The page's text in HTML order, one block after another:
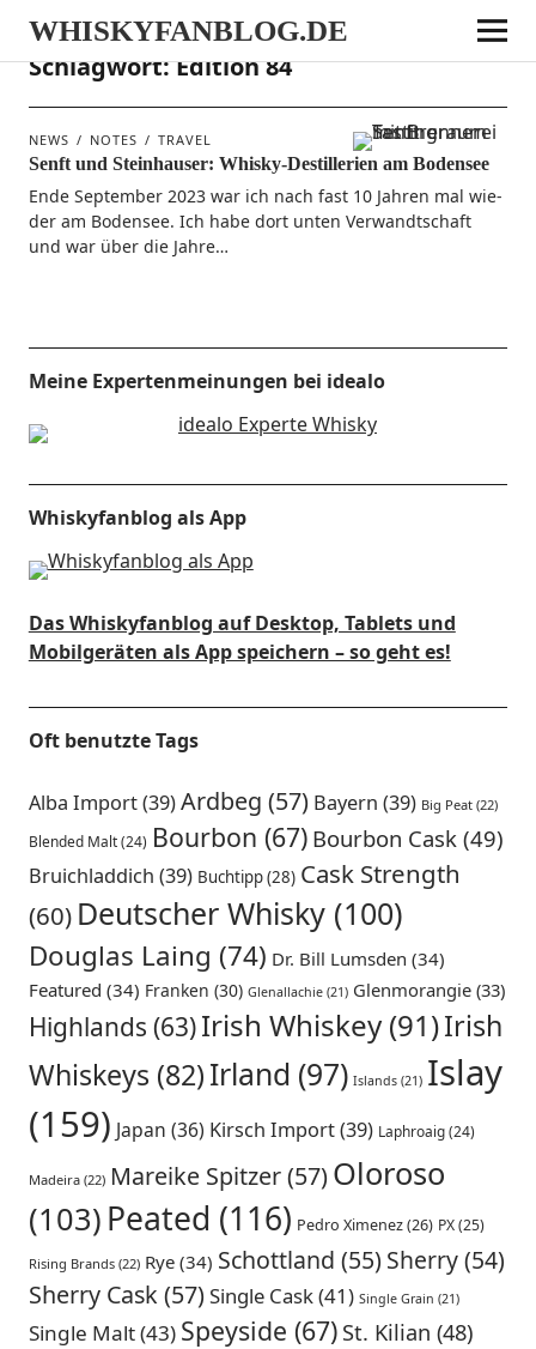
WHISKYFANBLOG.DE
Schlagwort:Edition 84
NEWS NOTES TRAVEL
Senft und Steinhauser: Whisky-Destillerien am Bodensee
Ende Sep­tem­ber 2023 war ich nach fast 10 Jah­ren mal wie­
der am Boden­see. Ich habe dort unten Ver­wandt­schaft
und war über die Jahre…
Meine Expertenmeinungen bei idealo
Whiskyfanblog als App
Das Whiskyfanblog auf Desktop, Tablets und
Mobilgeräten als App speichern – so geht es!
Oft benutzte Tags
Alba Import(39)Ardbeg (57) Bayern (39) Big Peat(22)
Blended Malt(24) Bourbon (67) Bourbon Cask(49)
Bruichladdich (39) Buchtipp(28) Cask Strength
(60) Deutscher Whisky(100)
Douglas Laing (74) Dr. Bill Lumsden (34)
Featured (34) Franken (30) Glenallachie(21) Glenmorangie(33)
Highlands (63)Irish Whiskey(91)Irish
Whiskeys (82)Irland (97) Islands(21) Islay
(159) Japan (36) Kirsch Import(39) Laphroaig(24)
Madeira(22) Mareike Spitzer(57)Oloroso
(103) Peated (116) Pedro Ximenez(26) PX(25)
Rising Brands(22) Rye(34) Schottland (55) Sherry(54)
Sherry Cask (57)Single Cask(41) Single Grain (21)
Single Malt(43) Speyside (67) St. Kilian (48)